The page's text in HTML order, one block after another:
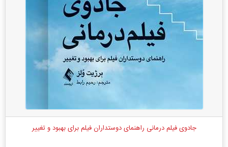
جادوی فیلم درمانی راهنمای دوستداران فیلم برای بهبود و تغییر